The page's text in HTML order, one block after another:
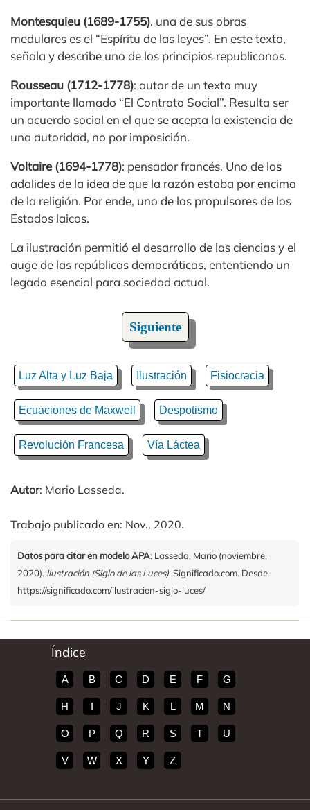
Montesquieu (1689-1755). una de sus obras
medulares es el “Espíritu de las leyes”. En este texto,
señala y describe uno de los principios republicanos.
Rousseau (1712-1778): autor de un texto muy
importante llamado “El Contrato Social”. Resulta ser
un acuerdo social en el que se acepta la existencia de
una autoridad, no por imposición.
Voltaire (1694-1778): pensador francés. Uno de los
adalides de la idea de que la razón estaba por encima
de la religión. Por ende, uno de los propulsores de los
Estados laicos.
La ilustración permitió el desarrollo de las ciencias y el
auge de las repúblicas democráticas, ententiendo un
legado esencial para sociedad actual.
Siguiente
Luz Alta y Luz Baja Ilustración Fisiocracia
Ecuaciones de Maxwell Despotismo
Revolución Francesa Vía Láctea
Autor: Mario Lasseda.
Trabajo publicado en: Nov., 2020.
Datos para citar en modelo APA: Lasseda, Mario (noviembre,
2020). Ilustración (Siglo de las Luces). Significado.com. Desde
https://significado.com/ilustracion-siglo-luces/
Índice
A B C D E F G
H I J K L M N
O P Q R S T U
V W X Y Z